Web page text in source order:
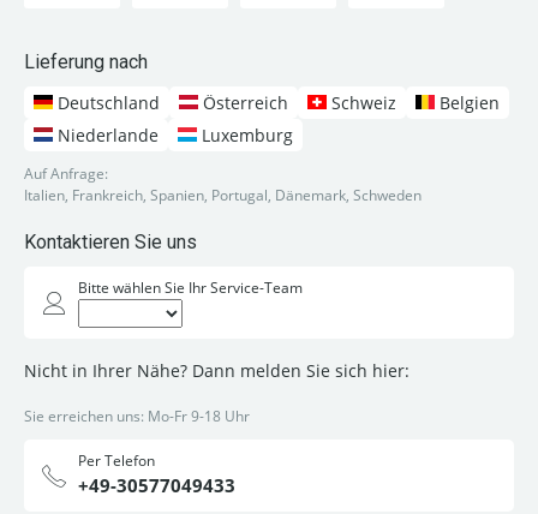
Lieferung nach
Deutschland
Österreich Schweiz
Belgien
Niederlande
Luxemburg
Auf Anfrage:
Italien, Frankreich, Spanien, Portugal, Dänemark, Schweden
Kontaktieren Sie uns
Bitte wählen Sie Ihr Service-Team
Nicht in Ihrer Nähe? Dann melden Sie sich hier:
Sie erreichen uns: Mo-Fr 9-18 Uhr
Per Telefon
+49-30577049433